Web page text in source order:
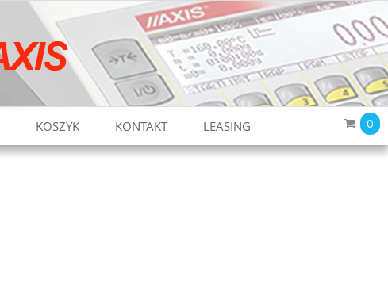
0
KOSZYK KONTAKT LEASING